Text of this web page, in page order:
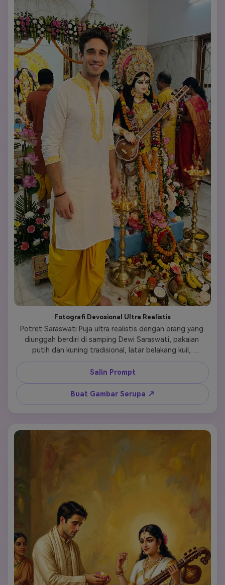
Fotografi Devosional Ultra Realistis
Potret Saraswati Puja ultra realistis dengan orang yang
diunggah berdiri di samping Dewi Saraswati, pakaian
putih dan kuning tradisional, latar belakang kuil,
pencahayaan ilahi yang lembut, bunga teratai, veena,
suasana sakral dan damai, detail tinggi, fotografi festival
Salin Prompt
Buat Gambar Serupa ↗